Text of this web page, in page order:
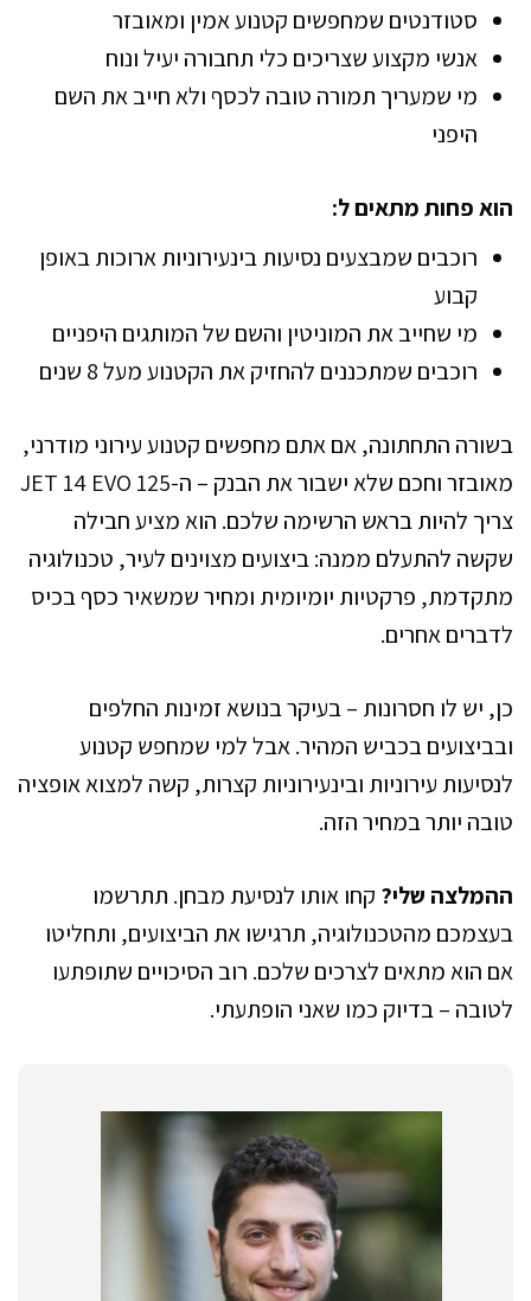
סטודנטים שמחפשים קטנוע אמין ומאובזר
אנשי מקצוע שצריכים כלי תחבורה יעיל ונוח
מי שמעריך תמורה טובה לכסף ולא חייב את השם
היפני
הוא פחות מתאים ל:
רוכבים שמבצעים נסיעות בינעירוניות ארוכות באופן
קבוע
מי שחייב את המוניטין והשם של המותגים היפניים
רוכבים שמתכננים להחזיק את הקטנוע מעל 8 שנים
בשורה התחתונה, אם אתם מחפשים קטנוע עירוני מודרני,
מאובזר וחכם שלא ישבור את הבנק – ה-JET 14 EVO 125
צריך להיות בראש הרשימה שלכם. הוא מציע חבילה
שקשה להתעלם ממנה: ביצועים מצוינים לעיר, טכנולוגיה
מתקדמת, פרקטיות יומיומית ומחיר שמשאיר כסף בכיס
לדברים אחרים.
כן, יש לו חסרונות – בעיקר בנושא זמינות החלפים
ובביצועים בכביש המהיר. אבל למי שמחפש קטנוע
לנסיעות עירוניות ובינעירוניות קצרות, קשה למצוא אופציה
טובה יותר במחיר הזה.
ההמלצה שלי? קחו אותו לנסיעת מבחן. תתרשמו
בעצמכם מהטכנולוגיה, תרגישו את הביצועים, ותחליטו
אם הוא מתאים לצרכים שלכם. רוב הסיכויים שתופתעו
לטובה – בדיוק כמו שאני הופתעתי.